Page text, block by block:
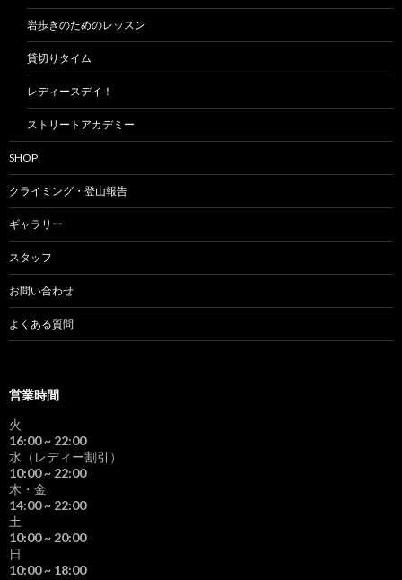
岩歩きのためのレッスン
貸切りタイム
レディースデイ！
ストリートアカデミー
SHOP
クライミング・登山報告
ギャラリー
スタッフ
お問い合わせ
よくある質問
営業時間
火
16:00~ 22:00
水（レディー割引）
10:00~ 22:00
木・金
14:00~ 22:00
土
10:00~ 20:00
日
10:00~ 18:00